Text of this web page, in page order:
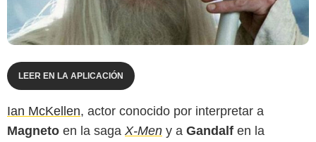
LEER EN LA APLICACIÓN
Ian McKellen, actor conocido por interpretar a
Magneto en la saga X-Men y a Gandalf en la